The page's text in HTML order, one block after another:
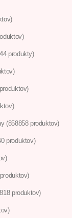
44 produkty
858858 produktov
produktov
18 produktov